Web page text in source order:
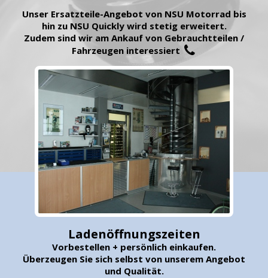
Unser Ersatzteile-Angebot von NSU Motorrad bis
hin zu NSU Quickly wird stetig erweitert.
Zudem sind wir am Ankauf von Gebrauchtteilen /
Fahrzeugen interessiert
Ladenöffnungszeiten
Vorbestellen + persönlich einkaufen.
Überzeugen Sie sich selbst von unserem Angebot
und Qualität.